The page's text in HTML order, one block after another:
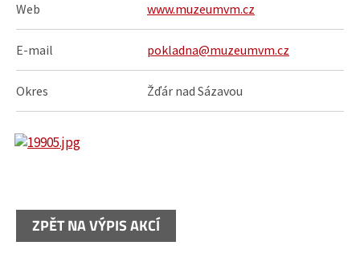
Web www.muzeumvm.cz
E-mail pokladna@muzeumvm.cz
Okres Žďár nad Sázavou
ZPĚT NA VÝPIS AKCÍ